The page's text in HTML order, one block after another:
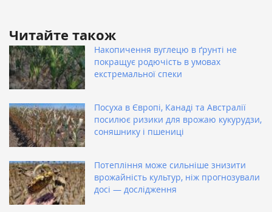
Читайте також
Накопичення вуглецю в ґрунті не
покращує родючість в умовах
екстремальної спеки
Посуха в Європі, Канаді та Австралії
посилює ризики для врожаю кукурудзи,
соняшнику і пшениці
Потепління може сильніше знизити
врожайність культур, ніж прогнозували
досі — дослідження